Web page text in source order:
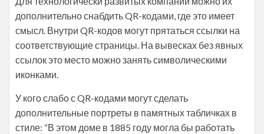
дополнительно снабдить QR-кодами, где это имеет
смысл. Внутри QR-кодов могут прятаться ссылки на
соответствующие страницы. На вывесках без явных
ссылок это место можно занять символическими
иконками.
У кого слабо с QR-кодами могут сделать
дополнительные портреты в памятных табличках в
стиле: “В этом доме в 1885 году могла бы работать